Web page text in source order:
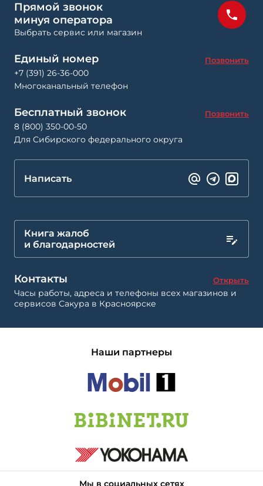
Прямой звонок
минуя оператора
Выбрать сервис или магазин
Единый номер Позвонить
+7 (391) 26-36-000
Многоканальный телефон
Бесплатный звонок Позвонить
8 (800) 350-00-50
Для Сибирского федерального округа
Написать
Книга жалоб
и благодарностей
Контакты Открыть
Часы работы, адреса и телефоны всех магазинов и
сервисов Сакура в Красноярске
Наши партнеры
Мы в социальных сетях